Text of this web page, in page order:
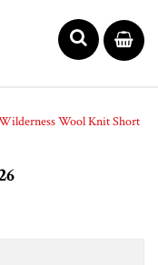
Wool Knit Short